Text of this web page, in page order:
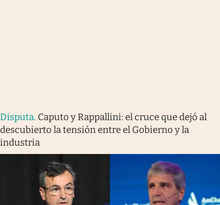
Disputa. Caputo y Rappallini: el cruce que dejó al
descubierto la tensión entre el Gobierno y la
industria